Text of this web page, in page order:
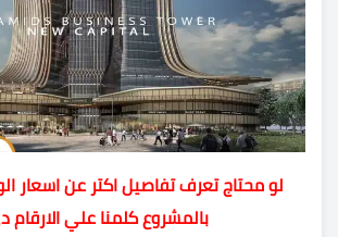
لو محتاج تعرف تفاصيل اكتر عن اسعار
بالمشروع كلمنا علي الارقام